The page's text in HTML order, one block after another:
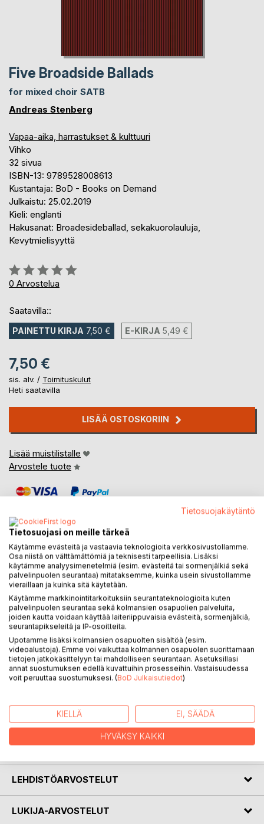
Five Broadside Ballads
for mixed choir SATB
Andreas Stenberg
Vapaa-aika, harrastukset & kulttuuri
Vihko
32 sivua
ISBN-13: 9789528008613
Kustantaja: BoD - Books on Demand
Julkaistu: 25.02.2019
Kieli: englanti
Hakusanat: Broadesideballad, sekakuorolauluja,
Kevytmielisyyttä
Arvostelu::
0%
0 Arvostelua
Saatavilla::
PAINETTU KIRJA 7,50 € E-KIRJA 5,49 €
7,50 €
sis. alv. / Toimituskulut
Heti saatavilla
LISÄÄ OSTOSKORIIN
Lisää muistilistalle
Arvostele tuote
KUVAUS
Five Broadside Ballads from 1700 - 1800th century sources
arranged for mixed choir. The lyrics are about almost to
easy-minded love and loving. The lyrics are in english.
Viisi Broadside Ballad/ Arkkiveisu laulua 1600-1700 luvun eri
lähteistä sovitetuina neljäääniselle sekakuorolle. Laulut
käsittelevät rakkautta välillä ehkä liiankin kevytmielisesti.
Laulujen tekstit ovat englanninkielisiä.
Fem Shillingtrycks visor ur olika engelska 1600-1700 tals
lättsinnigt perspektiv.
KIRJAILIJA
LEHDISTÖARVOSTELUT
LUKIJA-ARVOSTELUT
Tietosuojakäytäntö
Tietosuojasi on meille tärkeä
Käytämme evästeitä ja vastaavia teknologioita verkkosivustollamme.
Osa niistä on välttämättömiä ja teknisesti tarpeellisia. Lisäksi
käytämme analyysimenetelmiä (esim. evästeitä tai sormenjälkiä sekä
palvelinpuolen seurantaa) mitataksemme, kuinka usein sivustollamme
vieraillaan ja kuinka sitä käytetään.
Käytämme markkinointitarkoituksiin seurantateknologioita kuten
palvelinpuolen seurantaa sekä kolmansien osapuolien palveluita,
joiden kautta voidaan käyttää laiteriippuvaisia evästeitä, sormenjälkiä,
seurantapikseleitä ja IP-osoitteita.
Upotamme lisäksi kolmansien osapuolten sisältöä (esim.
videoalustoja). Emme voi vaikuttaa kolmannen osapuolen suorittamaan
tietojen jatkokäsittelyyn tai mahdolliseen seurantaan. Asetuksillasi
annat suostumuksen edellä kuvattuihin prosesseihin. Vastaisuudessa
voit peruuttaa suostumuksesi. (BoD Julkaisutiedot)
KIELLÄ EI, SÄÄDÄ
HYVÄKSY KAIKKI